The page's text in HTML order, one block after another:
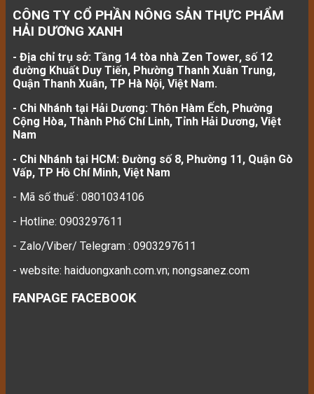
CÔNG TY CỔ PHẦN NÔNG SẢN THỰC PHẨM
HẢI DƯƠNG XANH
- Địa chỉ trụ sở: Tầng 14 tòa nhà Zen Tower, số 12
đường Khuất Duy Tiến, Phường Thanh Xuân Trung,
Quận Thanh Xuân, TP Hà Nội, Việt Nam.
- Chi Nhánh tại Hải Dương: Thôn Hàm Ếch, Phường
Cộng Hòa, Thành Phố Chí Linh, Tỉnh Hải Dương, Việt
Nam
- Chi Nhánh tại HCM: Đường số 8, Phường 11, Quận Gò
Vấp, TP Hồ Chí Minh, Việt Nam
- Mã số thuế : 0801034106
- Hotline: 0903297611
- Zalo/Viber/ Telegram : 0903297611
- website: haiduongxanh.com.vn; nongsanez.com
FANPAGE FACEBOOK